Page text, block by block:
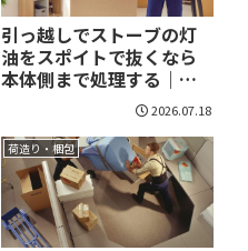
引っ越しでストーブの灯
油をスポイトで抜くなら
本体側まで処理する｜漏
れと臭いを防ぐ手順が身
2026.07.18
荷造り・梱包